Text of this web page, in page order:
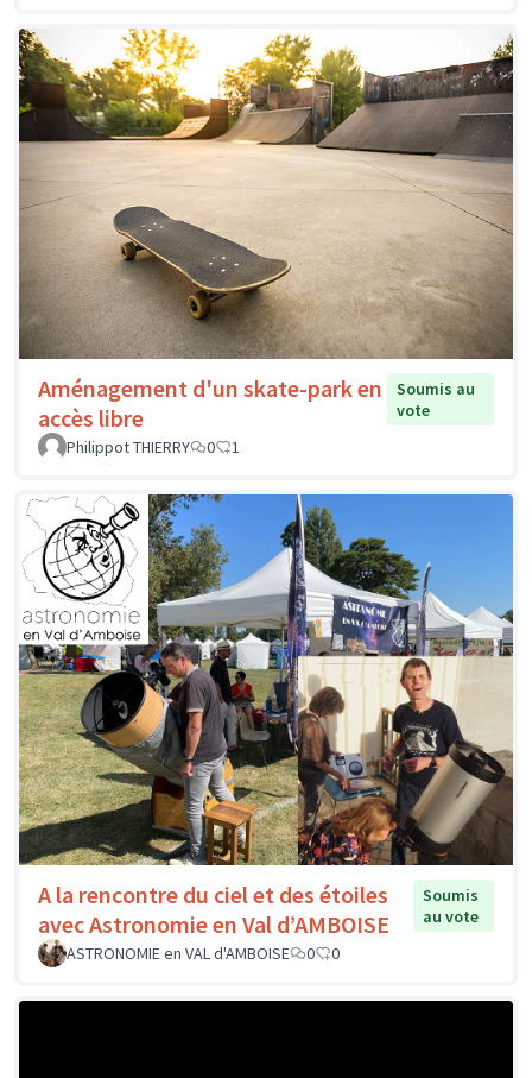
Aménagement d'un skate-park en
accès libre
Soumis au
vote
Philippot THIERRY
0 1
A la rencontre du ciel et des étoiles
avec Astronomie en Val d’AMBOISE
Soumis
au vote
ASTRONOMIE en VAL d'AMBOISE
0 0